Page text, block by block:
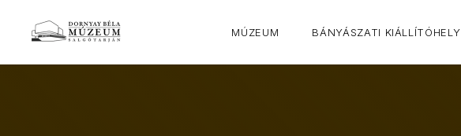
MÚZEUM BÁNYÁSZATI KIÁLLÍTÓHELY